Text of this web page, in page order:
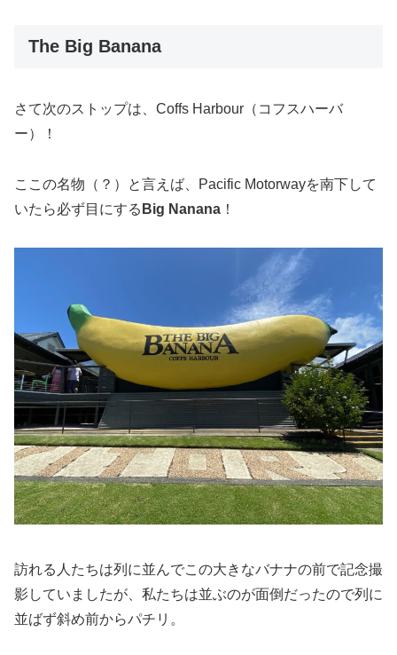
The Big Banana
さて次のストップは、Coffs Harbour（コフスハーバ
ー）！
ここの名物（？）と言えば、Pacific Motorwayを南下して
いたら必ず目にする Big Nanana ！
訪れる人たちは列に並んでこの大きなバナナの前で記念撮
影していましたが、私たちは並ぶのが面倒だったので列に
並ばず斜め前からパチリ。